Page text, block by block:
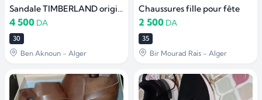
Sandale TIMBERLAND originale neuve
4 500 DA
30
Ben Aknoun - Alger
Chaussures fille pour fête
2 500 DA
35
Bir Mourad Rais - Alger